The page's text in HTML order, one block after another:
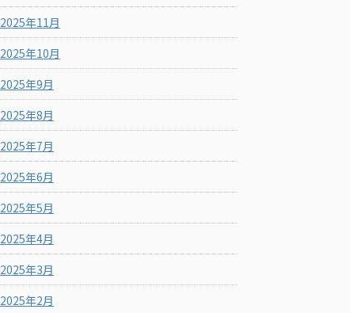
2025年11月
2025年10月
2025年9月
2025年8月
2025年7月
2025年6月
2025年5月
2025年4月
2025年3月
2025年2月